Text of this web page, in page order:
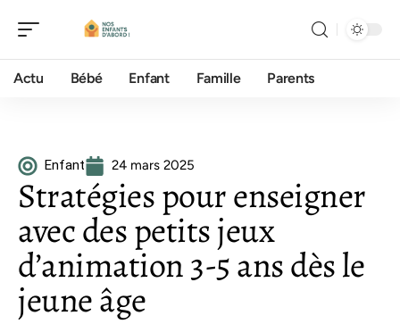
Actu Bébé Enfant Famille Parents
Enfant 24 mars 2025
Stratégies pour enseigner
avec des petits jeux
d’animation 3-5 ans dès le
jeune âge